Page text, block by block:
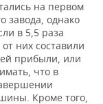
на первом
завода, однако
в 5,5 раза
них составили
прибыли, или
что в
Кроме того,